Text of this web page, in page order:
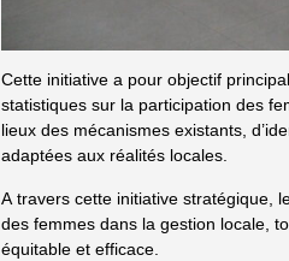
Cette initiative a pour objectif
statistiques sur la participation des
lieux des mécanismes existants,
adaptées aux réalités locales.
A travers cette initiative stratégique,
des femmes dans la gestion locale,
équitable et efficace.